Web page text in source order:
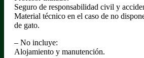
Seguro de responsabilidad civil y
Material técnico en el caso de no
de gato.
– No incluye:
Alojamiento y manutención.